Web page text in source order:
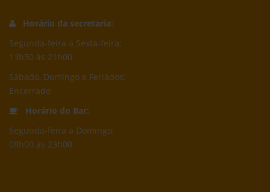
Horário da secretaria:
Segunda-feira a Sexta-feira:
13h30 às 21h00
Sábado, Domingo e Feriados:
Encerrado
Horário do Bar:
Segunda-feira a Domingo:
08h00 às 23h00